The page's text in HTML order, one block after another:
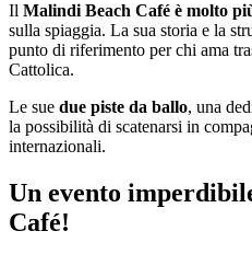
Il Malindi Beach Café è molto
sulla spiaggia. La sua storia e la
punto di riferimento per chi ama
Cattolica.
Le sue due piste da ballo, una
la possibilità di scatenarsi in
internazionali.
Un evento
Café!